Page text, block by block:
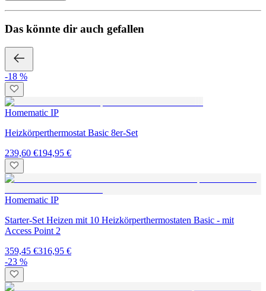
Das könnte dir auch gefallen
-18 %
Homematic IP
Heizkörperthermostat Basic 8er-Set
239,60 €194,95 €
Homematic IP
Starter-Set Heizen mit 10 Heizkörperthermostaten Basic - mit
Access Point 2
359,45 €316,95 €
-23 %